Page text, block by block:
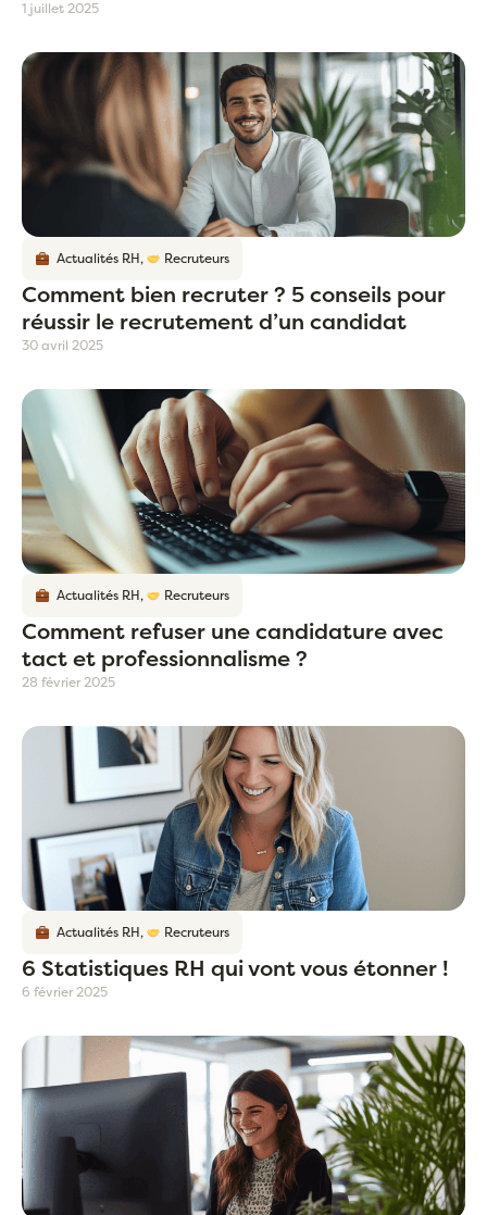
1 juillet 2025
Actualités RH, Recruteurs
Comment bien recruter ? 5 conseils pour
réussir le recrutement d’un candidat
30 avril 2025
Actualités RH, Recruteurs
Comment refuser une candidature avec
tact et professionnalisme ?
28 février 2025
Actualités RH, Recruteurs
6 Statistiques RH qui vont vous étonner !
6 février 2025